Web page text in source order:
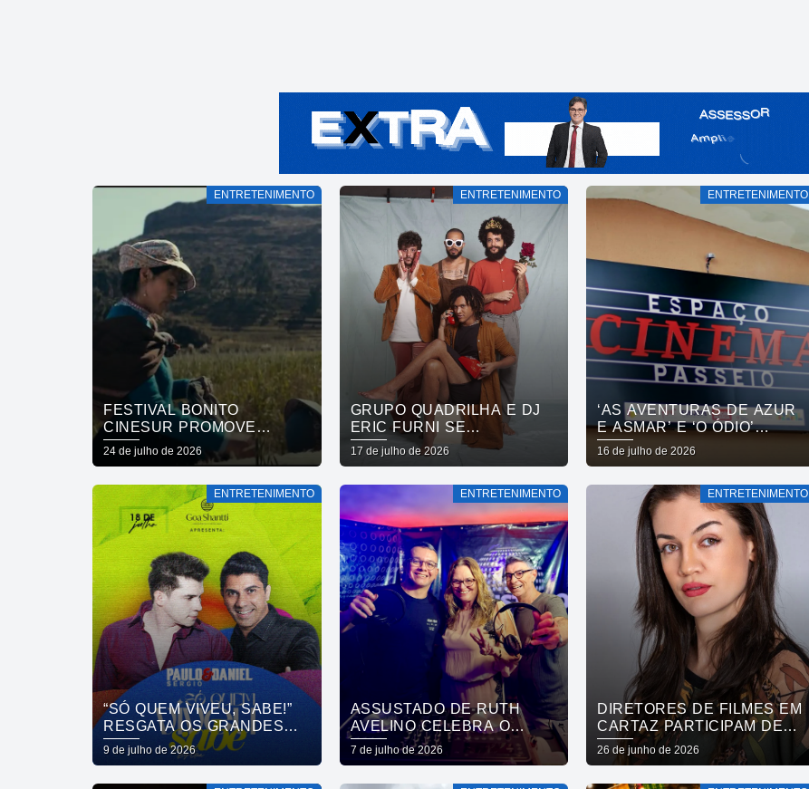
ENTRETENIMENTO
FESTIVAL BONITO
CINESUR PROMOVE
INTEGRAÇÃO
AUDIOVISUAL SUL-
24 de julho de 2026
ENTRETENIMENTO
GRUPO QUADRILHA E DJ
ERIC FURNI SE
APRESENTAM NO
CIRCULADOR CULTURAL
17 de julho de 2026
ENTRETENIMENTO
‘AS AVENTURAS DE AZUR
E ASMAR’ E ‘O ÓDIO’
ESTREIAM NESSE FINAL
DE SEMANA NO CINEMA
16 de julho de 2026
ENTRETENIMENTO
“SÓ QUEM VIVEU, SABE!”
RESGATA OS GRANDES
SUCESSOS DO
SERTANEJO
9 de julho de 2026
ENTRETENIMENTO
ASSUSTADO DE RUTH
AVELINO CELEBRA O
VINIL, NESTA SEXTA, NO
CLUBE CABO BRANCO
7 de julho de 2026
ENTRETENIMENTO
DIRETORES DE FILMES EM
CARTAZ PARTICIPAM DE
SESSÃO DEBATE NO
CINEMA PASSEIO
26 de junho de 2026